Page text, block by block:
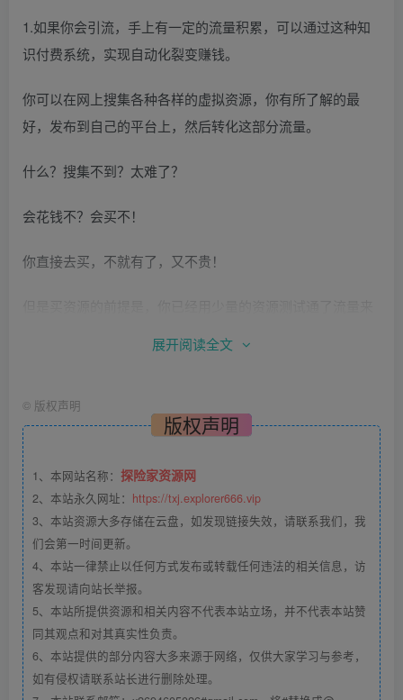
1.如果你会引流，手上有一定的流量积累，可以通过这种知
识付费系统，实现自动化裂变赚钱。
你可以在网上搜集各种各样的虚拟资源，你有所了解的最
好，发布到自己的平台上，然后转化这部分流量。
什么？搜集不到？太难了？
会花钱不？会买不！
你直接去买，不就有了，又不贵！
在你虚拟商城进行自动售卖，倒手就能赚取差价！
可以说这些产品几乎没什么成本，只是时间成本比较高，但
前期的辛苦，后期能做到以超低风险换来一本万利！
只不过，有些虚拟资源是有坑的，新手小白没什么经验的，
肯定是不建议去操作，比如会遇到各种版权的问题。
能做的项目类型
比如：在抖音、小红书引流送资料，可以利用这些平台将情
感咨询、交友相亲知识、母婴资料、育儿资料、学科资料、
公文资料、论文资料、小吃技术资料、AI工具使用教程、短
展开阅读全文
© 版权声明
版权声明
1、本网站名称： 探险家资源网
2、本站永久网址： https://txj.explorer666.vip
3、本站资源大多存储在云盘，如发现链接失效，请联系我们，我
们会第一时间更新。
4、本站一律禁止以任何方式发布或转载任何违法的相关信息，访
客发现请向站长举报。
5、本站所提供资源和相关内容不代表本站立场，并不代表本站赞
同其观点和对其真实性负责。
6、本站提供的部分内容大多来源于网络，仅供大家学习与参考，
如有侵权请联系站长进行删除处理。